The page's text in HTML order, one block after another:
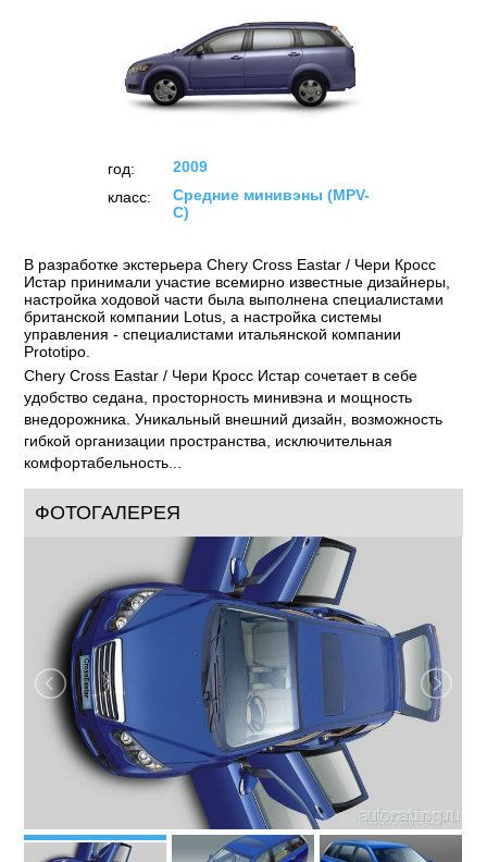
год:
2009
класс:
Средние минивэны (MPV-
C)
В разработке экстерьера Chery Cross Eastar / Чери Кросс
Истар принимали участие всемирно известные дизайнеры,
настройка ходовой части была выполнена специалистами
британской компании Lotus, а настройка системы
управления - специалистами итальянской компании
Prototipo.
Chery Cross Eastar / Чери Кросс Истар сочетает в себе
удобство седана, просторность минивэна и мощность
внедорожника. Уникальный внешний дизайн, возможность
гибкой организации пространства, исключительная
комфортабельность...
ФОТОГАЛЕРЕЯ